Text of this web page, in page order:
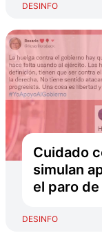
DESINFO
Cuidado
simulan
el paro
DESINFO